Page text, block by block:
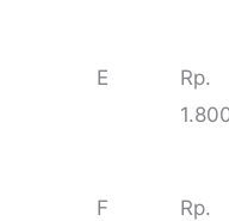
E
Rp.
F
Rp.